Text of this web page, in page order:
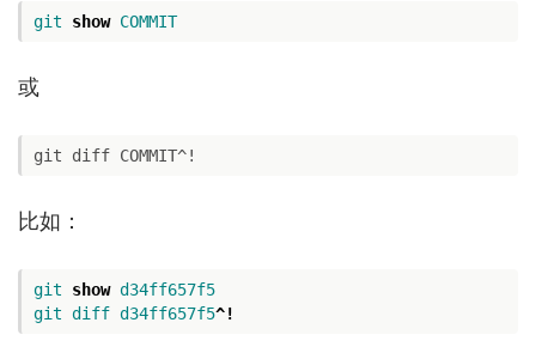
git show COMMIT
或
比如：
git show d34ff657f5
git diff d34ff657f5^!